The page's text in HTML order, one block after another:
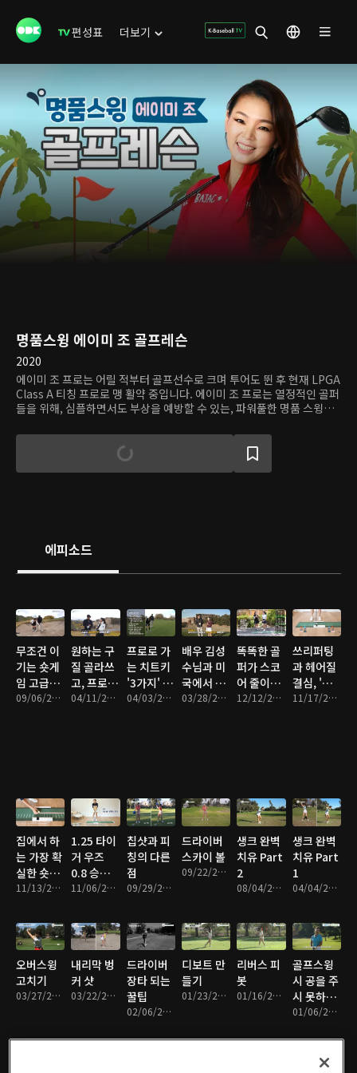
편성표 더보기
명품스윙 에이미 조 골프레슨
2020
에이미 조 프로는 어릴 적부터 골프선수로 크며 투어도 뛴 후 현재 LPGA
Class A 티칭 프로로 맹 활약 중입니다. 에이미 조 프로는 열정적인 골퍼
들을 위해, 심플하면서도 부상을 예방할 수 있는, 파워풀한 명품 스윙을
으로 손꼽히는 프로로 알려져 있습니다. 에이미 조 프로의 레슨의 장점은
간단 명료, 하지만 아주 핵심 포인트만 콕콕 짚어 전달하는 점이며, 또한
밝고 명랑한 에너지로 모든 골퍼들의 기분도 좋아지게 하는 긍정의 힘을
에피소드
무조건 이
기는 숏게
임 고급스
킬 | 배우09/06/2023 • 16분
원하는 구
질 골라쓰
고, 프로테
스트 합격
04/11/2023 • 13분
프로로 가
는 치트키
'3가지' 아
낌없이 공
04/03/2023 • 22분
배우 김성
수님과 미
국에서 한
판 붙었습
03/28/2023 • 18분
똑똑한 골
퍼가 스코
어 줄이는
방법!
12/12/2022 • 8분
쓰리퍼팅
과 헤어질
결심, '이
것'부터 연
11/17/2022 • 5분
집에서 하
는 가장 확
실한 숏퍼
팅 연습법
11/13/2022 • 4분
1.25 타이
거 우즈
0.8 승패
를 바꾸는
비밀
(Ep.1)
11/06/2022 • 6분
칩샷과 피
칭의 다른
점
09/29/2022 • 5분
드라이버
스카이 볼
09/22/2022 • 7분
생크 완벽
치유 Part
2
08/04/2022 • 6분
생크 완벽
치유 Part
1
04/04/2022 • 10분
오버스윙
고치기
03/27/2022 • 5분
내리막 벙
커 샷
03/22/2022 • 6분
드라이버
장타 되는
꿀팁
02/06/2022 • 4분
디보트 만
들기
01/23/2022 • 6분
리버스 피
봇
01/16/2022 • 6분
골프스윙
시 공을 주
시 못하는
경우
01/06/2022 • 6분